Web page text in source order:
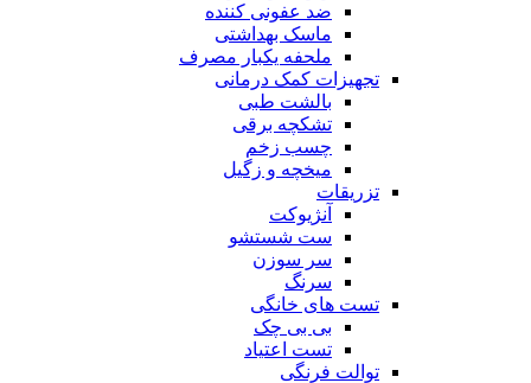
ضد عفونی کننده
ماسک بهداشتی
ملحفه یکبار مصرف
تجهیزات کمک درمانی
بالشت طبی
تشکچه برقی
چسب زخم
میخچه و زگیل
تزریقات
آنژیوکت
ست شستشو
سر سوزن
سرنگ
تست های خانگی
بی بی چک
تست اعتیاد
توالت فرنگی